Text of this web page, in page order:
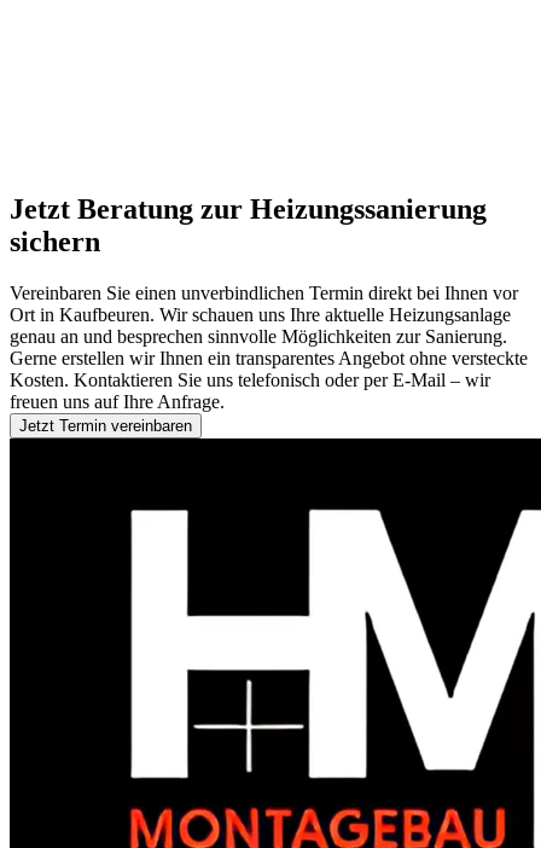
Jetzt Beratung zur Heizungssanierung
sichern
Vereinbaren Sie einen unverbindlichen Termin direkt bei Ihnen vor
Ort in Kaufbeuren. Wir schauen uns Ihre aktuelle Heizungsanlage
genau an und besprechen sinnvolle Möglichkeiten zur Sanierung.
Gerne erstellen wir Ihnen ein transparentes Angebot ohne versteckte
Kosten. Kontaktieren Sie uns telefonisch oder per E-Mail – wir
freuen uns auf Ihre Anfrage.
Jetzt Termin vereinbaren